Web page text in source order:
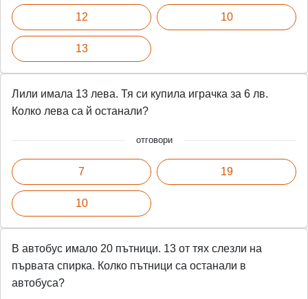
12
13
10
Лили имала 13 лева. Тя си купила играчка за 6 лв.
Колко лева са й останали?
отговори
7
10
19
В автобус имало 20 пътници. 13 от тях слезли на
първата спирка. Колко пътници са останали в
автобуса?